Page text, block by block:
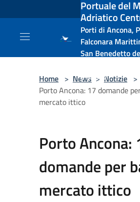
Salta al contenuto principalePortuale del
Adriatico
Porti di Ancona,
Falconara
San Benedetto
e Vasto
Home > News > Notizie >
Porto Ancona: 17 domande
mercato ittico
Porto Ancona:
domande per
mercato ittico